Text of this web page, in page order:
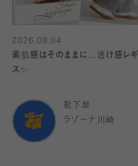
2026.08.04
素肌感はそのままに…透け感レ
ス✨
靴下屋
ラゾーナ川崎